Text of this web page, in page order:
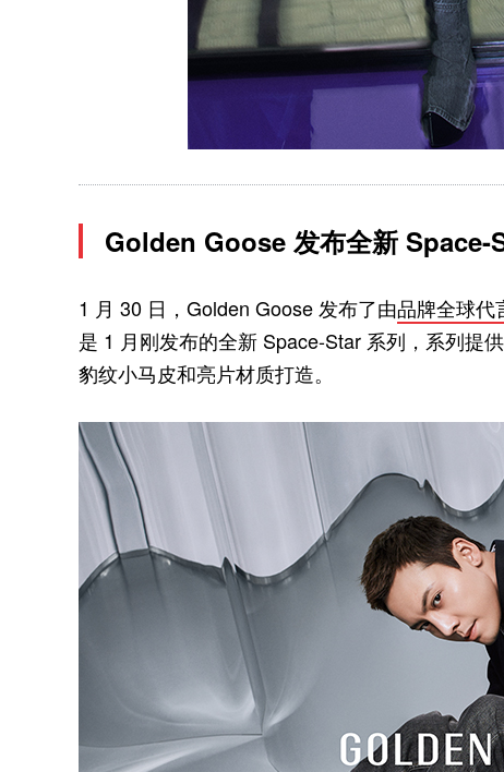
Golden Goose 发布全新 Space-
1 月 30 日，Golden Goose 发布了由品牌全球代
是 1 月刚发布的全新 Space-Star 系列，系列提
豹纹小马皮和亮片材质打造。